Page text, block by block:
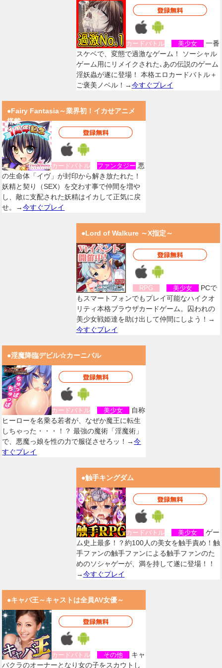
カードバトル 美少女
一番
スケベで、変態で過激なゲーム！ ソーシャル
ゲーム用にリメイクされた､あの伝説のゲーム
淫妖蟲が遂に登場！ 本格エロカードバトル＋
ご褒美ノベル！→今すぐプレイ
●Fairy Fantasia～業界初！イカせアニメ
搭載
カードバトル ファンタジー 悪
の生命体「イヴ」が封印から解き放たれた！
妖精と契り（SEX）を交わす事で仲間を増や
し、敵に支配された妖精はイカして正気に戻
せ。→今すぐプレイ
●Lord of Walkure ～X指定～
RPG 美少女
PCで
もスマートフォンでもプレイ可能なハイクオ
リティ本格ブラウザカードゲーム。囚われの
美少女戦姫達を助け出して仲間にしよう！→
今すぐプレイ
●淫魔降臨デビル☆カーニバル
カードバトル 美少女
自称
ヒーローを名乗る若者が、なぜか魔王に転生
しちゃった・・・！？ 最強の魔術「淫魔術」
で、悪魔っ娘を性の力で服従させろッ！→今
すぐプレイ
●触手キングダム
カードバトル 美少女
ゲー
ム史上最多！？約100人の美女を触手責め！触
手ファンの触手ファンによる触手ファンのた
めのソシャゲーが、満を持して遂に登場！！
→今すぐプレイ
●キャバ王～キャストは全員AV女優～
カードバトル その他
キャ
バクラのオーナーとなり女の子をスカウトし